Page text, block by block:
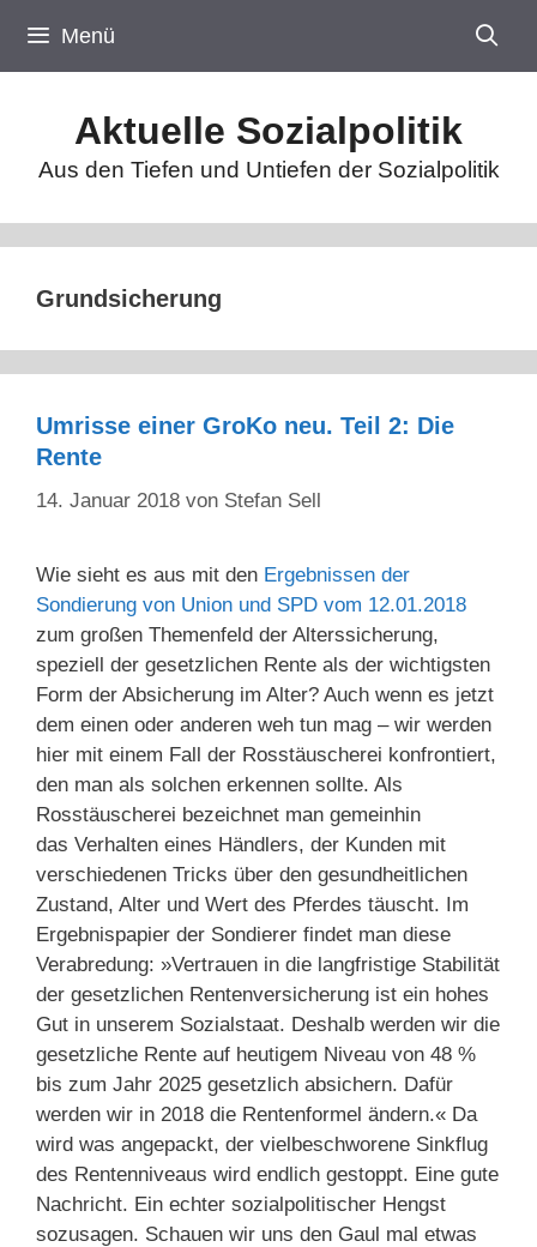
Inhalt
springen
Menü
Aktuelle Sozialpolitik
Aus den Tiefen und Untiefen der Sozialpolitik
Grundsicherung
Umrisse einer GroKo neu. Teil 2: Die
Rente
14. Januar 2018 von Stefan Sell
Wie sieht es aus mit den Ergebnissen der
Sondierung von Union und SPD vom 12.01.2018
zum großen Themenfeld der Alterssicherung,
speziell der gesetzlichen Rente als der wichtigsten
Form der Absicherung im Alter? Auch wenn es jetzt
dem einen oder anderen weh tun mag – wir werden
hier mit einem Fall der Rosstäuscherei konfrontiert,
den man als solchen erkennen sollte. Als
Rosstäuscherei bezeichnet man gemeinhin
das Verhalten eines Händlers, der Kunden mit
verschiedenen Tricks über den gesundheitlichen
Zustand, Alter und Wert des Pferdes täuscht. Im
Ergebnispapier der Sondierer findet man diese
Verabredung: »Vertrauen in die langfristige Stabilität
der gesetzlichen Rentenversicherung ist ein hohes
Gut in unserem Sozialstaat. Deshalb werden wir die
gesetzliche Rente auf heutigem Niveau von 48 %
bis zum Jahr 2025 gesetzlich absichern. Dafür
werden wir in 2018 die Rentenformel ändern.« Da
wird was angepackt, der vielbeschworene Sinkflug
des Rentenniveaus wird endlich gestoppt. Eine gute
Nachricht. Ein echter sozialpolitischer Hengst
sozusagen. Schauen wir uns den Gaul mal etwas